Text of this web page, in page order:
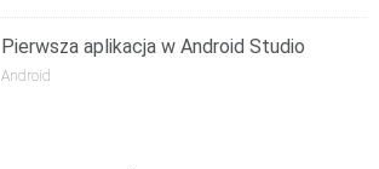
Pierwsza aplikacja w Android Studio
Android